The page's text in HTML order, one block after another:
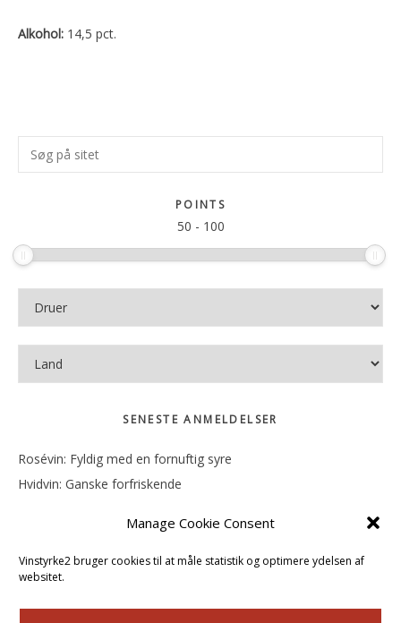
Manage Cookie Consent
Vinstyrke2 bruger cookies til at måle statistik og optimere ydelsen af
websitet.
Alkohol: 14,5 pct.
Primær
Sidebar
Søg
på
POINTS
50 - 100
SENESTE ANMELDELSER
Rosévin: Fyldig med en fornuftig syre
Hvidvin: Ganske forfriskende
Hvidvin: Smørfedme og tropisk sødme
Rosévin: Blød, rund og sødladen